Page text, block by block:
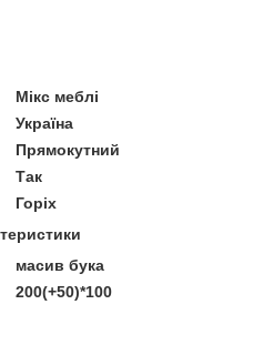
Мікс меблі
Україна
Прямокутний
Так
Горіх
масив бука
200(+50)*100